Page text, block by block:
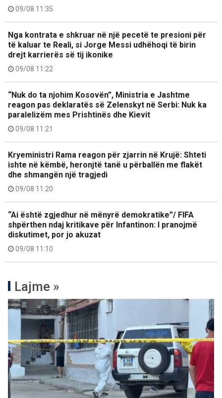
09/08 11:35
Nga kontrata e shkruar në një pecetë te presioni për
të kaluar te Reali, si Jorge Messi udhëhoqi të birin
drejt karrierës së tij ikonike
09/08 11:22
“Nuk do ta njohim Kosovën”, Ministria e Jashtme
reagon pas deklaratës së Zelenskyt në Serbi: Nuk ka
paralelizëm mes Prishtinës dhe Kievit
09/08 11:21
Kryeministri Rama reagon për zjarrin në Krujë: Shteti
ishte në këmbë, heronjtë tanë u përballën me flakët
dhe shmangën një tragjedi
09/08 11:20
“Ai është zgjedhur në mënyrë demokratike”/ FIFA
shpërthen ndaj kritikave për Infantinon: I pranojmë
diskutimet, por jo akuzat
09/08 11:10
Lajme »